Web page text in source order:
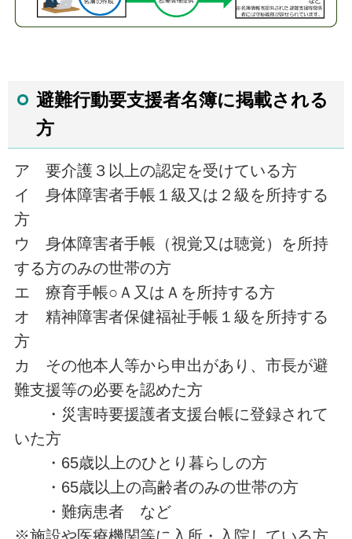
避難行動要支援者名簿に掲載される
方
ア 要介護３以上の認定を受けている方
イ 身体障害者手帳１級又は２級を所持する
方
ウ 身体障害者手帳（視覚又は聴覚）を所持
する方のみの世帯の方
エ 療育手帳○Ａ又はＡを所持する方
オ 精神障害者保健福祉手帳１級を所持する
方
カ その他本人等から申出があり、市長が避
難支援等の必要を認めた方
・災害時要援護者支援台帳に登録されて
いた方
・65歳以上のひとり暮らしの方
・65歳以上の高齢者のみの世帯の方
・難病患者 など